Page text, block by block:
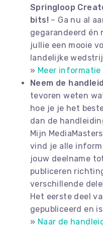
Springloop
bits! – Ga nu al
gegarandeerd én
jullie een mooie
landelijke
» Meer
Neem de
tevoren weten
hoe je je het
dan de
Mijn
vind je alle
jouw deelname
publiceren
verschillende
Het eerste deel
gepubliceerd en
» Naar de